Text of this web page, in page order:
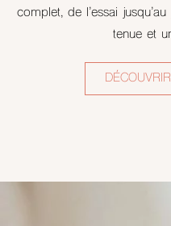
complet, de l’essai
tenue et